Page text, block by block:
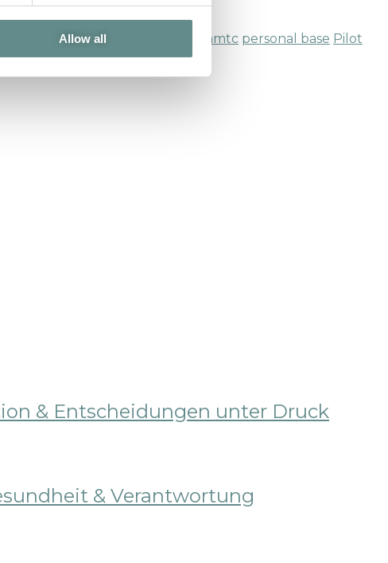
Allow allManfred Hofer öamtc personal base Pilot
& Entscheidungen unter Druck
& Verantwortung